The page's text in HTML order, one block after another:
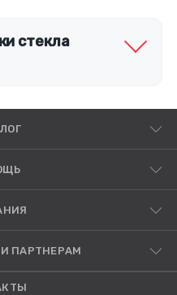
стекла
ПАРТНЕРАМ